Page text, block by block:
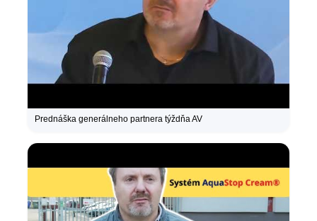
Prednáška generálneho partnera týždňa AV